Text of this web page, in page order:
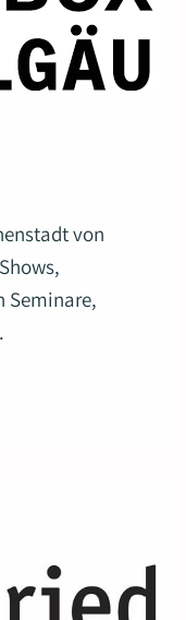
von
Seminare,